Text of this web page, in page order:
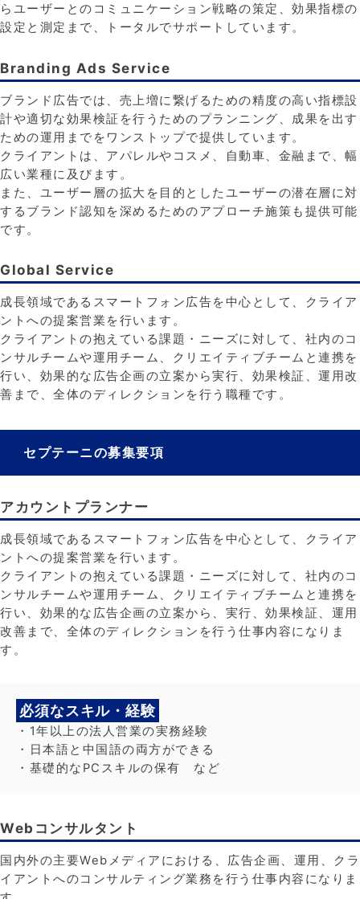
らユーザーとのコミュニケーション戦略の策定、効果指標の
設定と測定まで、トータルでサポートしています。
Branding Ads Service
ブランド広告では、売上増に繋げるための精度の高い指標設
計や適切な効果検証を行うためのプランニング、成果を出す
ための運用までをワンストップで提供しています。
クライアントは、アパレルやコスメ、自動車、金融まで、幅
広い業種に及びます。
また、ユーザー層の拡大を目的としたユーザーの潜在層に対
するブランド認知を深めるためのアプローチ施策も提供可能
です。
Global Service
成長領域であるスマートフォン広告を中心として、クライア
ントへの提案営業を行います。
クライアントの抱えている課題・ニーズに対して、社内のコ
ンサルチームや運用チーム、クリエイティブチームと連携を
行い、効果的な広告企画の立案から実行、効果検証、運用改
善まで、全体のディレクションを行う職種です。
セプテーニの募集要項
アカウントプランナー
成長領域であるスマートフォン広告を中心として、クライア
ントへの提案営業を行います。
クライアントの抱えている課題・ニーズに対して、社内のコ
ンサルチームや運用チーム、クリエイティブチームと連携を
行い、効果的な広告企画の立案から、実行、効果検証、運用
改善まで、全体のディレクションを行う仕事内容になりま
す。
必須なスキル・経験
・1年以上の法人営業の実務経験
・日本語と中国語の両方ができる
・基礎的なPCスキルの保有 など
Webコンサルタント
国内外の主要Webメディアにおける、広告企画、運用、クラ
イアントへのコンサルティング業務を行う仕事内容になりま